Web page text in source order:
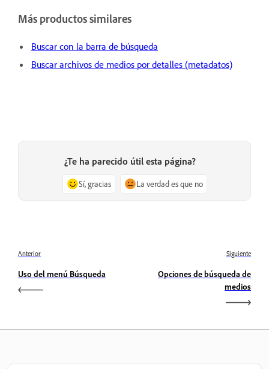
Más productos similares
Buscar con la barra de búsqueda
Buscar archivos de medios por detalles (metadatos)
¿Te ha parecido útil esta página?
Sí, gracias La verdad es que no
Anterior
Uso del menú Búsqueda
Siguiente
Opciones de búsqueda de
medios